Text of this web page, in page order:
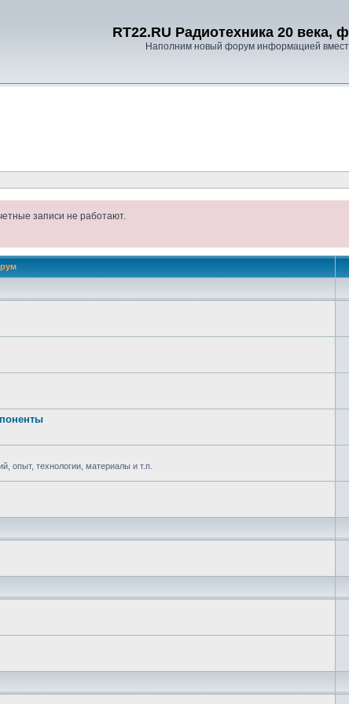
RT22.RU Радиотехника 20 века,
Наполним новый форум информацией
записи не работают.
опыт, технологии, материалы и т.п.